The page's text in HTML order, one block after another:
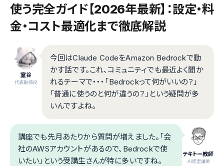
使う完全ガイド【2026年最新】：設定・料
金・コスト最適化まで徹底解説
室谷
代表取締役
今回はClaude CodeをAmazon Bedrockで動
かす話です。これ、コミュニティでも最近よく聞か
れるテーマで・・・「Bedrockって何がいいの？」
「普通に使うのと何が違うの？」という疑問が多
いんですよね。
テキトー教師
.AI認定講師
講座でも先月あたりから質問が増えました。「会
社のAWSアカウントがあるので、Bedrockで使
いたい」という受講生さんが特に多いですね。